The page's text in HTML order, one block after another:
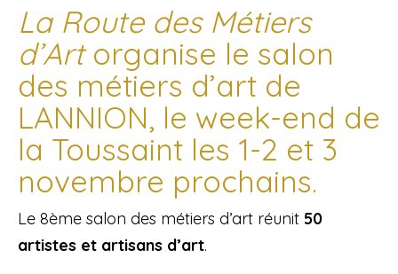
La Route des Métiers
d’Artorganise le salon
des métiers d’art de
LANNION, le week-end de
la Toussaint les 1-2 et 3
novembre prochains.
Le 8ème salon des métiers d’art réunit 50
artistes et artisans d’art.